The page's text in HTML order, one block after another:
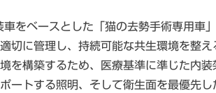
をベースとした「猫の去勢手術専用車
切に管理し、持続可能な共生環境を整
を構築するため、医療基準に準じた内装
ートする照明、そして衛生面を最優先